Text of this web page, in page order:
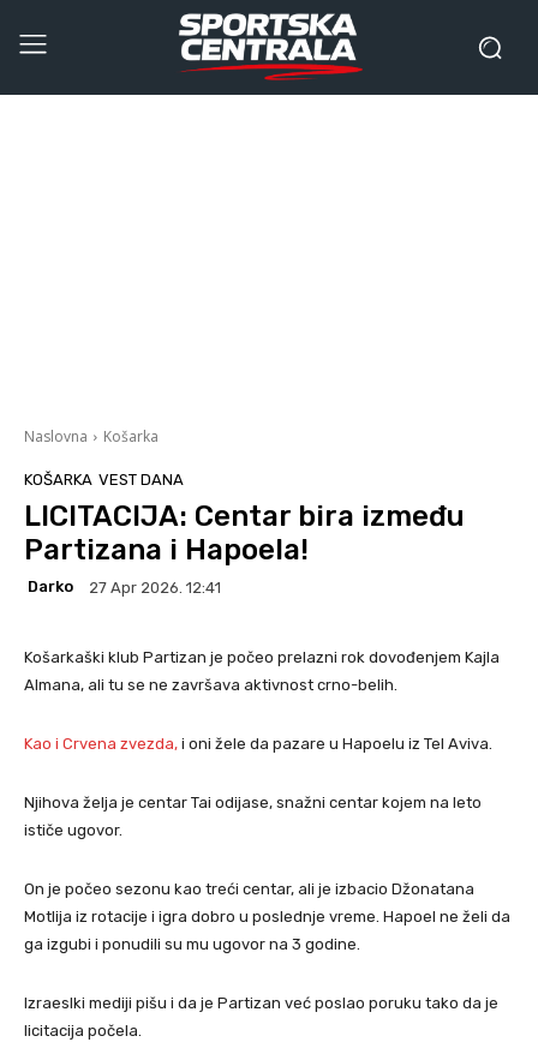
Naslovna Košarka
KOŠARKA VEST DANA
LICITACIJA: Centar bira između
Partizana i Hapoela!
Darko 27 Apr 2026. 12:41
Košarkaški klub Partizan je počeo prelazni rok dovođenjem Kajla
Almana, ali tu se ne završava aktivnost crno-belih.
Kao i Crvena zvezda, i oni žele da pazare u Hapoelu iz Tel Aviva.
Njihova želja je centar Tai odijase, snažni centar kojem na leto
ističe ugovor.
On je počeo sezonu kao treći centar, ali je izbacio Džonatana
Motlija iz rotacije i igra dobro u poslednje vreme. Hapoel ne želi da
ga izgubi i ponudili su mu ugovor na 3 godine.
Izraeslki mediji pišu i da je Partizan već poslao poruku tako da je
licitacija počela.